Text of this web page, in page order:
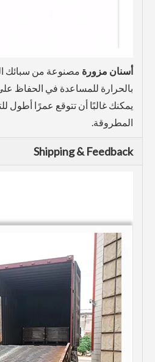
أسنان مزورة مصنوعة من سبائك
بالحرارة للمساعدة في الحفاظ
يمكنك غالبًا أن تتوقع عمرًا أطول
المطروقة.
Shipping & Feedback